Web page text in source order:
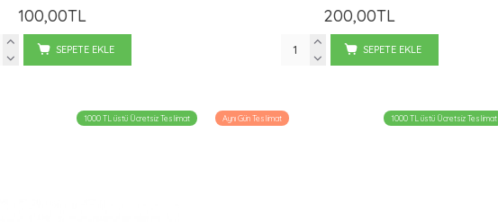
100,00TL
SEPETE EKLE
200,00TL
SEPETE EKLE
1000 TL üstü Ücretsiz Teslimat Aynı Gün Teslimat 1000 TL üstü Ücretsiz Teslimat